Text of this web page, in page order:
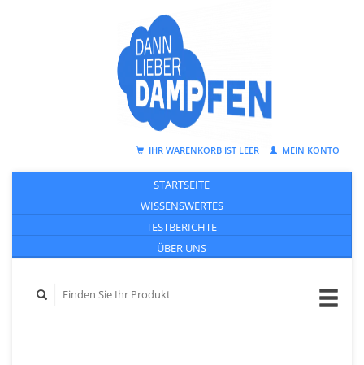
IHR WARENKORB IST LEER MEIN KONTO
STARTSEITE
WISSENSWERTES
TESTBERICHTE
ÜBER UNS